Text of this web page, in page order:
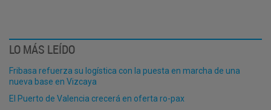
LO MÁS LEÍDO
Fribasa refuerza su logística con la puesta en marcha de una
nueva base en Vizcaya
El Puerto de Valencia crecerá en oferta ro-pax